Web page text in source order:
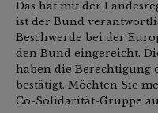
Das hat mit der
ist der Bund
Beschwerde bei der
den Bund eingereicht.
haben die Berechtigung
bestätigt. Möchten Sie
Co-Solidarität-Gruppe